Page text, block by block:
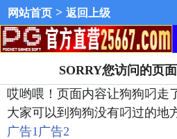
网站首页 > 返回上级
SORRY您访问的页
哎哟喂！页面内容让狗狗叼走
大家可以到狗狗没有叼过的地
广告1广告2